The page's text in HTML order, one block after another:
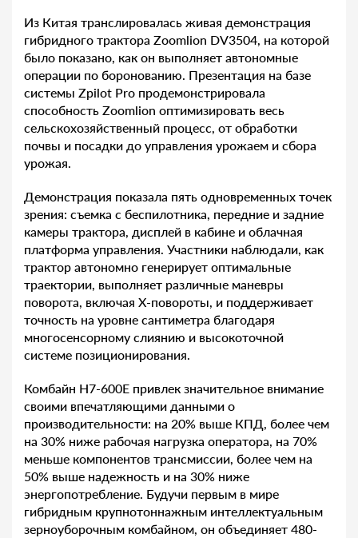
Из Китая транслировалась живая демонстрация
гибридного трактора Zoomlion DV3504, на которой
было показано, как он выполняет автономные
операции по боронованию. Презентация на базе
системы Zpilot Pro продемонстрировала
способность Zoomlion оптимизировать весь
сельскохозяйственный процесс, от обработки
почвы и посадки до управления урожаем и сбора
урожая.
Демонстрация показала пять одновременных точек
зрения: съемка с беспилотника, передние и задние
камеры трактора, дисплей в кабине и облачная
платформа управления. Участники наблюдали, как
трактор автономно генерирует оптимальные
траектории, выполняет различные маневры
поворота, включая X-повороты, и поддерживает
точность на уровне сантиметра благодаря
многосенсорному слиянию и высокоточной
системе позиционирования.
Комбайн H7-600E привлек значительное внимание
своими впечатляющими данными о
производительности: на 20% выше КПД, более чем
на 30% ниже рабочая нагрузка оператора, на 70%
меньше компонентов трансмиссии, более чем на
50% выше надежность и на 30% ниже
энергопотребление. Будучи первым в мире
гибридным крупнотоннажным интеллектуальным
зерноуборочным комбайном, он объединяет 480-